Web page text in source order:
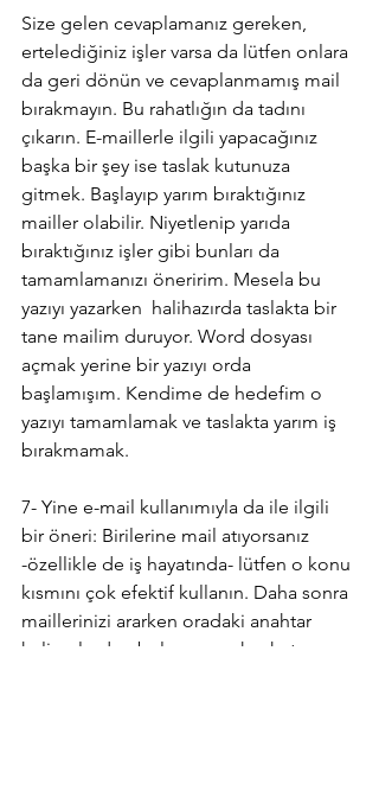
Size gelen cevaplamanız gereken,
ertelediğiniz işler varsa da lütfen onlara
da geri dönün ve cevaplanmamış mail
bırakmayın. Bu rahatlığın da tadını
çıkarın. E-maillerle ilgili yapacağınız
başka bir şey ise taslak kutunuza
gitmek. Başlayıp yarım bıraktığınız
mailler olabilir. Niyetlenip yarıda
bıraktığınız işler gibi bunları da
tamamlamanızı öneririm. Mesela bu
yazıyı yazarken  halihazırda taslakta bir
tane mailim duruyor. Word dosyası
açmak yerine bir yazıyı orda
başlamışım. Kendime de hedefim o
yazıyı tamamlamak ve taslakta yarım iş
bırakmamak.
7- Yine e-mail kullanımıyla da ile ilgili
bir öneri: Birilerine mail atıyorsanız
-özellikle de iş hayatında- lütfen o konu
kısmını çok efektif kullanın. Daha sonra
maillerinizi ararken oradaki anahtar
kelimelerden bulmanız çok rahat